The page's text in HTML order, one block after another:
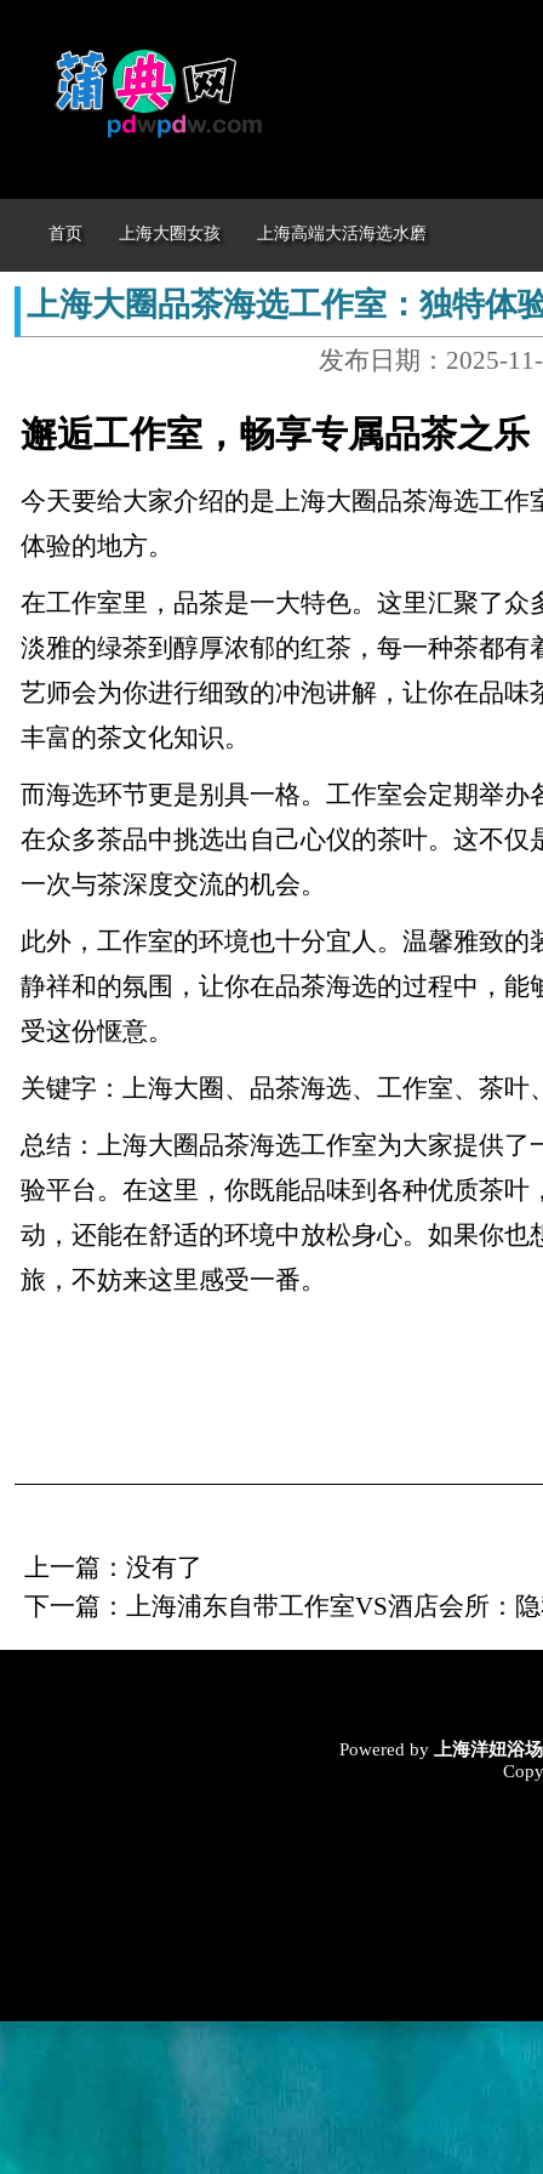
首页 上海大圈女孩 上海高端大活海选水磨
上海大圈品茶海选工作室：独特体
发布日期：2025-
邂逅工作室，畅享专属品茶之乐
今天要给大家介绍的是上海大圈品茶海选工作
体验的地方。
在工作室里，品茶是一大特色。这里汇聚了众
淡雅的绿茶到醇厚浓郁的红茶，每一种茶都有
艺师会为你进行细致的冲泡讲解，让你在品味
丰富的茶文化知识。
而海选环节更是别具一格。工作室会定期举办
在众多茶品中挑选出自己心仪的茶叶。这不仅
一次与茶深度交流的机会。
此外，工作室的环境也十分宜人。温馨雅致的
静祥和的氛围，让你在品茶海选的过程中，能
受这份惬意。
关键字：上海大圈、品茶海选、工作室、茶叶
总结：上海大圈品茶海选工作室为大家提供了
验平台。在这里，你既能品味到各种优质茶叶
动，还能在舒适的环境中放松身心。如果你也
旅，不妨来这里感受一番。
上一篇：没有了
下一篇： 上海浦东自带工作室VS酒店会所：
Powered by
上海洋妞浴